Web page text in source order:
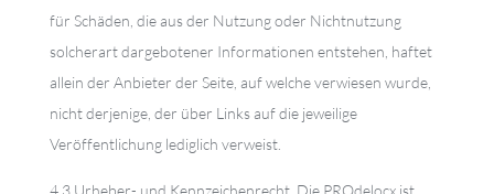
für Schäden, die aus der Nutzung oder Nichtnutzung
solcherart dargebotener Informationen entstehen, haftet
allein der Anbieter der Seite, auf welche verwiesen wurde,
nicht derjenige, der über Links auf die jeweilige
Veröffentlichung lediglich verweist.
4.3 Urheber- und Kennzeichenrecht. Die PROdelocx ist